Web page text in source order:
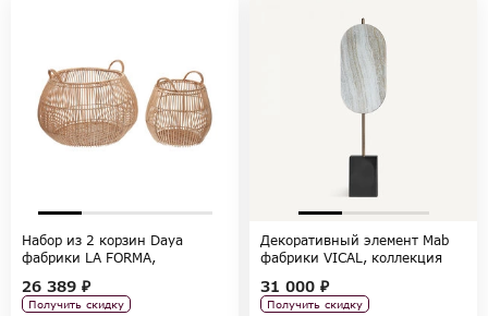
Набор из 2 корзин Daya
фабрики LA FORMA,
26 389 ₽
Получить скидку
Декоративный элемент Mab
фабрики VICAL, коллекция
31 000 ₽
Получить скидку